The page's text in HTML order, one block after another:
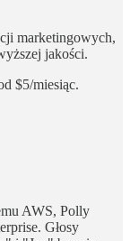
marketingowych,
jakości.
$5/miesiąc.
AWS, Polly
Głosy